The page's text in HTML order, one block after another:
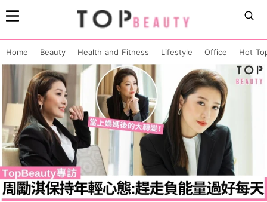
Home Beauty Health and Fitness Lifestyle Office Hot